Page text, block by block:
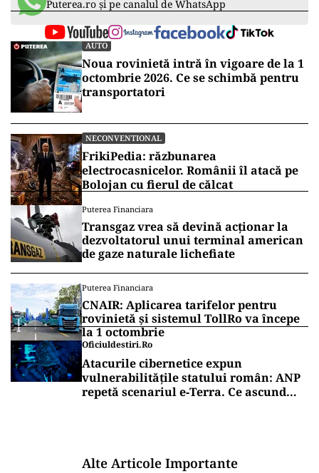
Puterea.ro și pe canalul de WhatsApp
AUTO
Noua rovinietă intră în vigoare de la 1
octombrie 2026. Ce se schimbă pentru
transportatori
NECONVENTIONAL
FrikiPedia: răzbunarea
electrocasnicelor. Românii îl atacă pe
Bolojan cu fierul de călcat
Puterea Financiara
Transgaz vrea să devină acționar la
dezvoltatorul unui terminal american
de gaze naturale lichefiate
Puterea Financiara
CNAIR: Aplicarea tarifelor pentru
rovinietă și sistemul TollRo va începe
la 1 octombrie
Oficiuldestiri.ro
Atacurile cibernetice expun
vulnerabilitățile statului român: ANP
repetă scenariul e‑Terra. Ce ascund
Alte Articole Importante